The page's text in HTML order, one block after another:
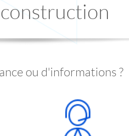
ou d'informations ?